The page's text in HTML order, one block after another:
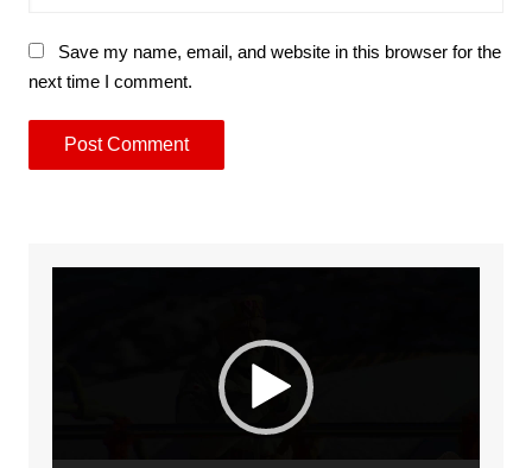
Save my name, email, and website in this browser for the
next time I comment.